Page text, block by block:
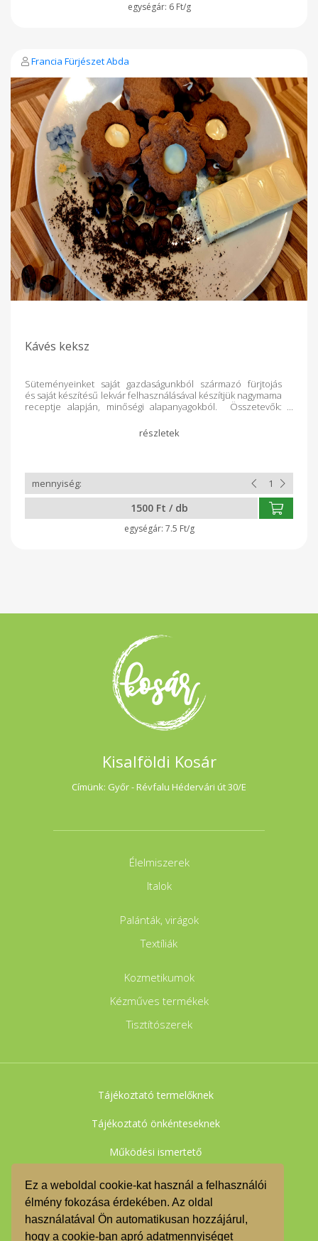
Ez a weboldal cookie-kat használ a felhasználói
élmény fokozása érdekében. Az oldal
használatával Ön automatikusan hozzájárul,
hogy a cookie-ban apró adatmennyiséget
6 Ft/g
Francia Fürjészet Abda
Kávés keksz
Süteményeinket saját gazdaságunkból származó fürjtojás
és saját készítésű lekvár felhasználásával készítjük nagymama
receptje alapján, minőségi alapanyagokból. Összetevők:
kávé, vanillincukor, fahéj, sütőpor.
1500 Ft / db
7.5 Ft/g
Kisalföldi Kosár
Címünk: Győr - Révfalu Hédervári út 30/E
Élelmiszerek
Italok
Palánták, virágok
Textíliák
Kozmetikumok
Kézműves termékek
Tisztítószerek
Tájékoztató termelőknek
Tájékoztató önkénteseknek
Működési ismertető
Adatkezelési tájékoztató
Felhasználási feltételek
Impresszum